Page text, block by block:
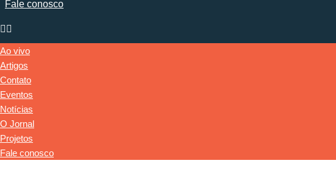
Fale conosco
Ao vivo
Artigos
Contato
Eventos
Notícias
O Jornal
Projetos
Fale conosco